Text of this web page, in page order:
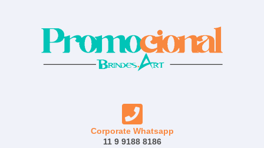
Corporate Whatsapp
11 9 9188 8186